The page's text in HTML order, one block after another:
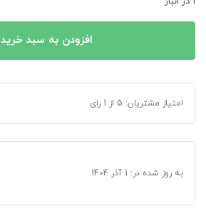
افزودن به سبد خرید
بازی Rage برای کامپیوتر
امتیاز مشتریان: 5 از 1 رای
به روز شده در: 1 آذر 1404